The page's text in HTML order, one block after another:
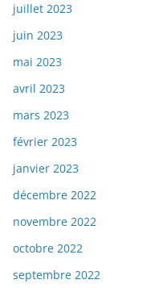
juillet 2023
juin 2023
mai 2023
avril 2023
mars 2023
février 2023
janvier 2023
décembre 2022
novembre 2022
octobre 2022
septembre 2022